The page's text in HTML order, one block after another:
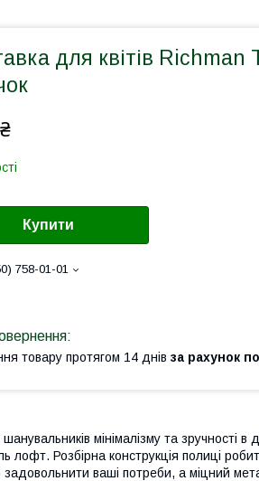
для квітів Richman
Купити
758-01-01
товару протягом 14 днів за рахунок
мінімалізму та зручності в
лофт. Розбірна конструкція полиці
ваші потреби, а міцний